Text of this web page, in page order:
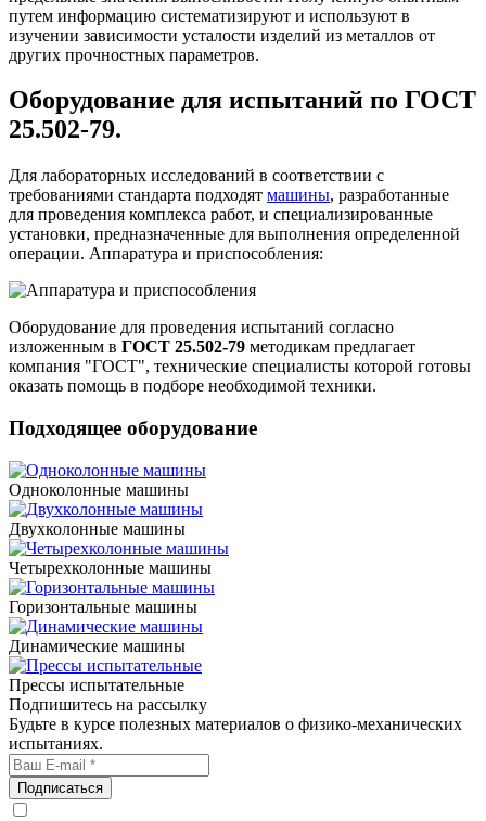
путем информацию систематизируют и используют в
изучении зависимости усталости изделий из металлов от
других прочностных параметров.
Оборудование для испытаний по ГОСТ
25.502-79.
Для лабораторных исследований в соответствии с
требованиями стандарта подходят машины, разработанные
для проведения комплекса работ, и специализированные
установки, предназначенные для выполнения определенной
операции. Аппаратура и приспособления:
Оборудование для проведения испытаний согласно
изложенным в ГОСТ 25.502-79 методикам предлагает
компания "ГОСТ", технические специалисты которой готовы
оказать помощь в подборе необходимой техники.
Подходящее оборудование
Одноколонные машины
Двухколонные машины
Четырехколонные машины
Горизонтальные машины
Динамические машины
Прессы испытательные
Подпишитесь на рассылку
Будьте в курсе полезных материалов о физико-механических
испытаниях.